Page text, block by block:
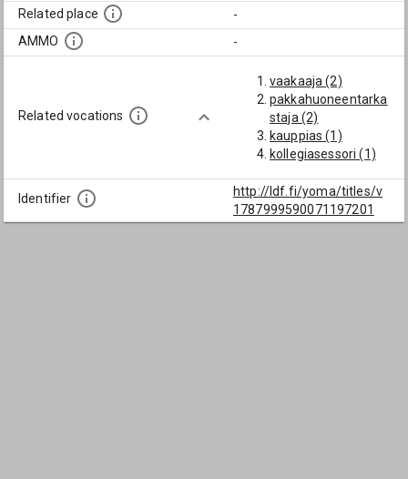
Related place
-
AMMO
-
Related vocations
vaakaaja (2)
pakkahuoneentarka
staja (2)
kauppias (1)
kollegiasessori (1)
Identifier
http://ldf.fi/yoma/titles/v
1787999590071197201